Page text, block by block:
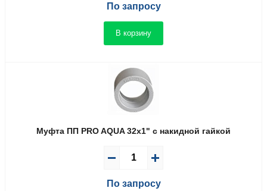
По запросу
В корзину
Муфта ПП PRO AQUA 32x1" с накидной гайкой
По запросу